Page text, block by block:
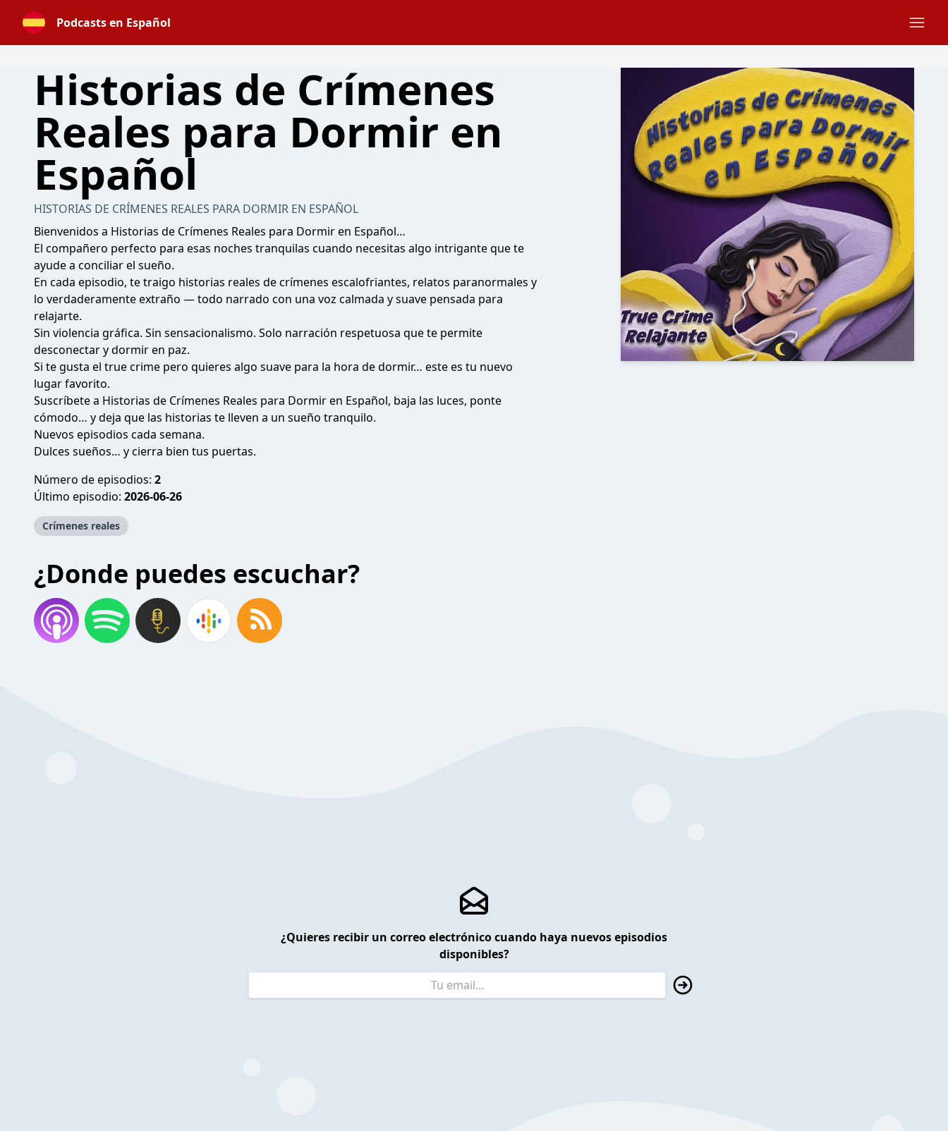
Podcasts en Español
Historias de Crímenes
Reales para Dormir en
Español
HISTORIAS DE CRÍMENES REALES PARA DORMIR EN ESPAÑOL
Bienvenidos a Historias de Crímenes Reales para Dormir en Español…
El compañero perfecto para esas noches tranquilas cuando necesitas algo intrigante que te
ayude a conciliar el sueño.
En cada episodio, te traigo historias reales de crímenes escalofriantes, relatos paranormales y
lo verdaderamente extraño — todo narrado con una voz calmada y suave pensada para
relajarte.
Sin violencia gráfica. Sin sensacionalismo. Solo narración respetuosa que te permite
desconectar y dormir en paz.
Si te gusta el true crime pero quieres algo suave para la hora de dormir… este es tu nuevo
lugar favorito.
Suscríbete a Historias de Crímenes Reales para Dormir en Español, baja las luces, ponte
cómodo… y deja que las historias te lleven a un sueño tranquilo.
Nuevos episodios cada semana.
Dulces sueños… y cierra bien tus puertas.
Número de episodios: 2
Último episodio: 2026-06-26
Crímenes reales
¿Donde puedes escuchar?
¿Quieres recibir un correo electrónico cuando haya nuevos episodios
disponibles?